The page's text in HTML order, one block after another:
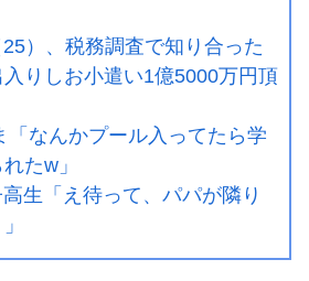
）、税務調査で知り合った
りしお小遣い1億5000万円頂
「なんかプール入ってたら学
たw」
高生「え待って、パパが隣り